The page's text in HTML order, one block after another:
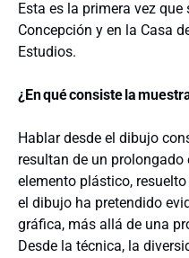
Esta es la primera vez
Concepción y en la Casa
Estudios.
¿Enquéconsistela
Hablar desde el dibujo
resultan de un
elemento plástico,
el dibujo ha pretendido
gráfica, más allá de una
Desde la técnica, la